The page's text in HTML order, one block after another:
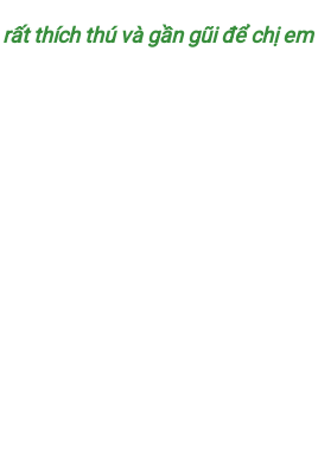
voucher
rất thích thúphân
và gần gũibỏ
để chị em